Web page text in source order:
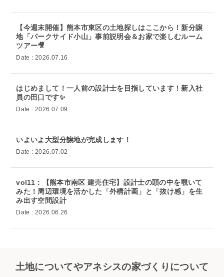
【今週末開催】熊本市東区の土地探しはここから！新分譲
地「パークサイド小山」事前説明会＆お家で楽しむルーム
ツアー🎥
Date : 2026.07.16
はじめまして！一人前の設計士を目指しています！新入社
員の田口です✨
Date : 2026.07.09
いよいよ大型分譲地が完成します！
Date : 2026.07.02
vol11：【熊本市南区 建売住宅】設計士の頭の中を覗いて
みた！周辺環境を活かした「外構計画」と「抜け感」を生
み出す空間設計
Date : 2026.06.26
土地についてやアネシスの家づくりについて